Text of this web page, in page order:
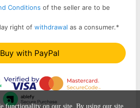
Conditions of the seller are to be
right of withdrawal as a consumer.*
Buy with PayPal
functionality on our site. By using our site,